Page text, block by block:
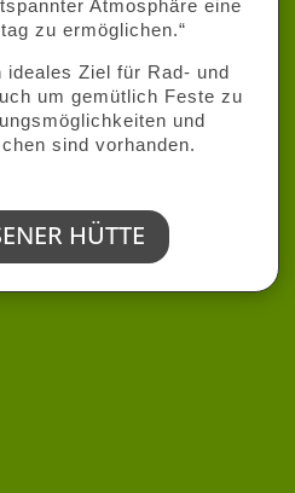
Atmosphäre eine
zu ermöglichen.“
ideales Ziel für Rad- und
um gemütlich Feste zu
und
sind vorhanden.
HÜTTE